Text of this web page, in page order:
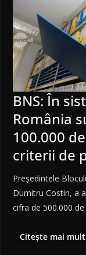
BNS: În
România
100.000
criterii de
Preşedintele
Dumitru Costin, a
cifra de 500.000
Citește mai mult